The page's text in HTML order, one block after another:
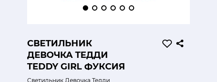
СВЕТИЛЬНИК
ДЕВОЧКА ТЕДДИ
TEDDY GIRL ФУКСИЯ
Светильник Девочка Тедди